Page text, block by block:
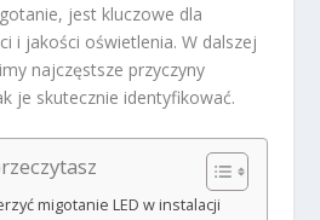
jest kluczowe dla
i jakości oświetlenia. W dalszej
najczęstsze przyczyny
je skutecznie identyfikować.
migotanie LED w instalacji